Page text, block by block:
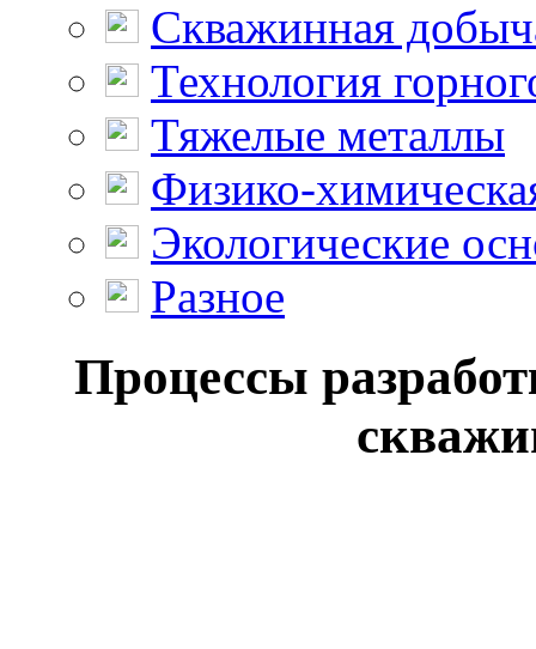
Скважинная
Технология
Тяжелые металлы
Физико-
Экологические
Разное
Процессы